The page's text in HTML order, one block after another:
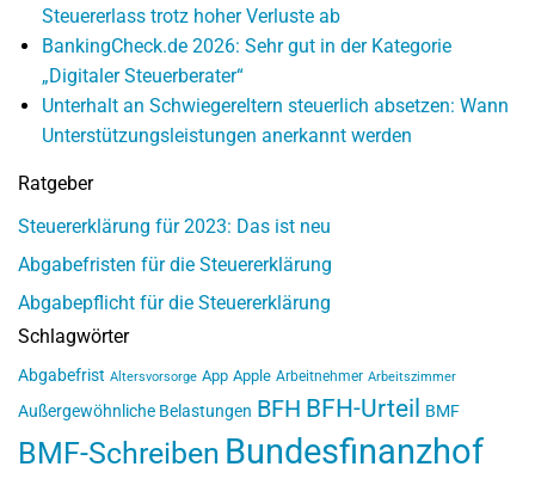
Steuererlass trotz hoher Verluste ab
BankingCheck.de 2026: Sehr gut in der Kategorie
„Digitaler Steuerberater“
Unterhalt an Schwiegereltern steuerlich absetzen: Wann
Unterstützungsleistungen anerkannt werden
Ratgeber
Steuererklärung für 2023: Das ist neu
Abgabefristen für die Steuererklärung
Abgabepflicht für die Steuererklärung
Schlagwörter
Abgabefrist Altersvorsorge App Apple Arbeitnehmer Arbeitszimmer
Außergewöhnliche Belastungen BFH BFH-Urteil BMF
BMF-Schreiben Bundesfinanzhof